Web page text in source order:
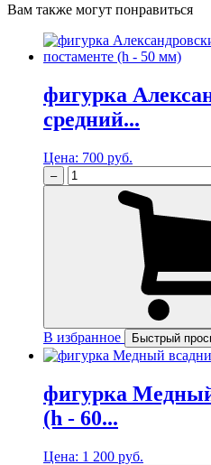
Вам также могут понравиться
фигурка
средний...
Цена: 700 руб.
–
В избранное Быстрый
фигурка
(h - 60...
Цена: 1 200 руб.